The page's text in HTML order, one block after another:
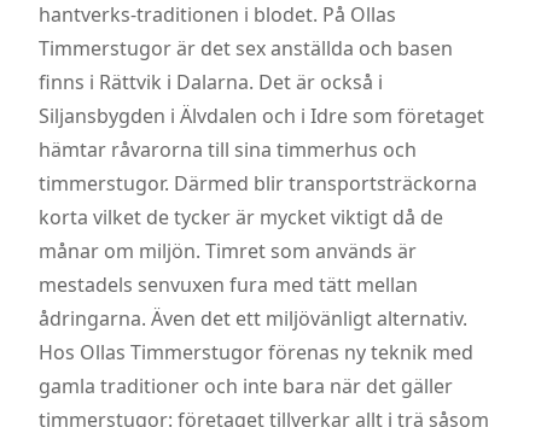
hantverks-traditionen i blodet. På Ollas
Timmerstugor är det sex anställda och basen
finns i Rättvik i Dalarna. Det är också i
Siljansbygden i Älvdalen och i Idre som företaget
hämtar råvarorna till sina timmerhus och
timmerstugor. Därmed blir transportsträckorna
korta vilket de tycker är mycket viktigt då de
månar om miljön. Timret som används är
mestadels senvuxen fura med tätt mellan
ådringarna. Även det ett miljövänligt alternativ.
Hos Ollas Timmerstugor förenas ny teknik med
gamla traditioner och inte bara när det gäller
timmerstugor: företaget tillverkar allt i trä såsom